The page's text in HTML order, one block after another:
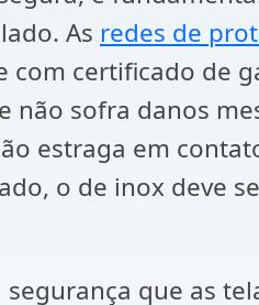
As redes de
com certificado de
não sofra danos
estraga em
o de inox deve
que as